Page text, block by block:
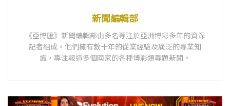
新聞編輯部
《亞博匯》新聞編輯部由多名專注於亞洲博彩多年的資深
記者組成。他們擁有數十年的從業經驗及廣泛的專業知
識，專注報道多個國家的各種博彩類專題新聞。